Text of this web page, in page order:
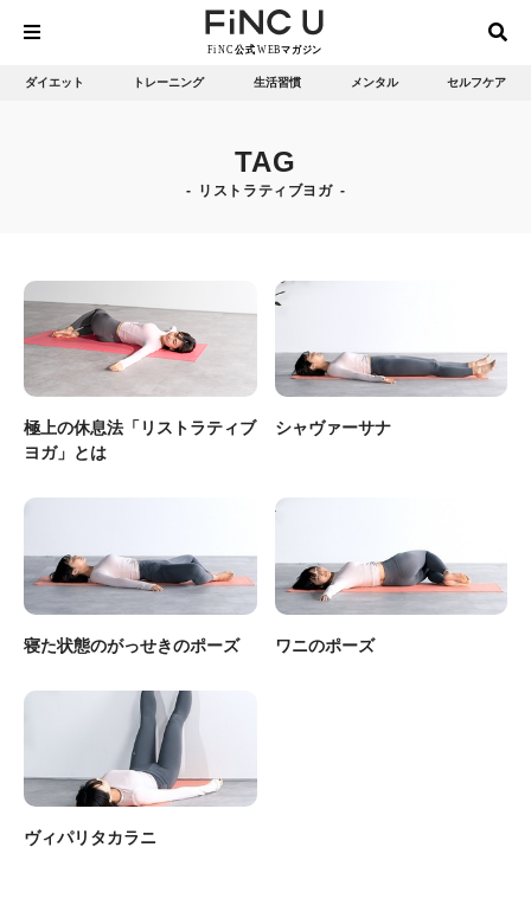
ダイエット トレーニング 生活習慣 メンタル セルフケア
TAG
リストラティブヨガ
極上の休息法「リストラティブ
ヨガ」とは
シャヴァーサナ
寝た状態のがっせきのポーズ ワニのポーズ
ヴィパリタカラニ